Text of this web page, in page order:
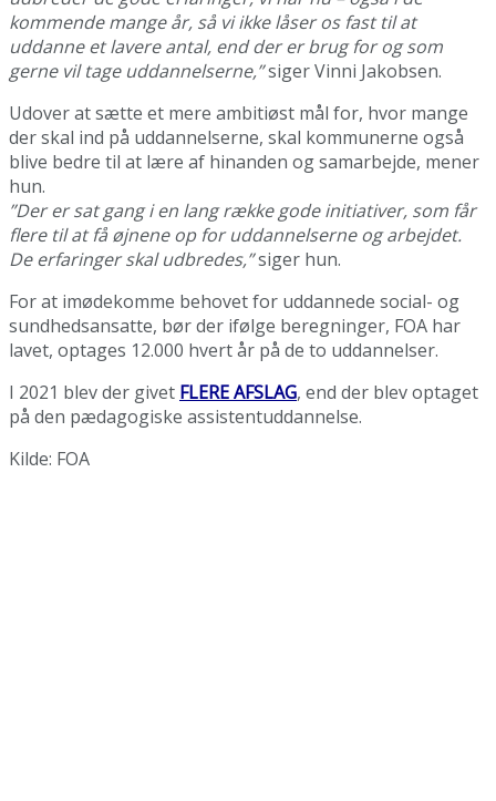
kommende mange år, så vi ikke låser os fast til at
uddanne et lavere antal, end der er brug for og som
gerne vil tage uddannelserne,”siger Vinni Jakobsen.
Udover at sætte et mere ambitiøst mål for, hvor mange
der skal ind på uddannelserne, skal kommunerne også
blive bedre til at lære af hinanden og samarbejde, mener
hun.
”Der er sat gang i en lang række gode initiativer, som får
flere til at få øjnene op for uddannelserne og arbejdet.
De erfaringer skal udbredes,”siger hun.
For at imødekomme behovet for uddannede social- og
sundhedsansatte, bør der ifølge beregninger, FOA har
lavet, optages 12.000 hvert år på de to uddannelser.
I 2021 blev der givet FLERE AFSLAG, end der blev optaget
på den pædagogiske assistentuddannelse.
Kilde: FOA